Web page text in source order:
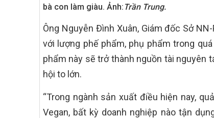
bà con làm giàu. Ảnh: Trần Trung.
Ông Nguyễn Đình Xuân, Giám đốc Sở
với lượng phế phẩm, phụ phẩm trong
phẩm này sẽ trở thành nguồn tài nguyên
hội to lớn.
“Trong ngành sản xuất điều hiện nay,
Vegan, bất kỳ doanh nghiệp nào tận